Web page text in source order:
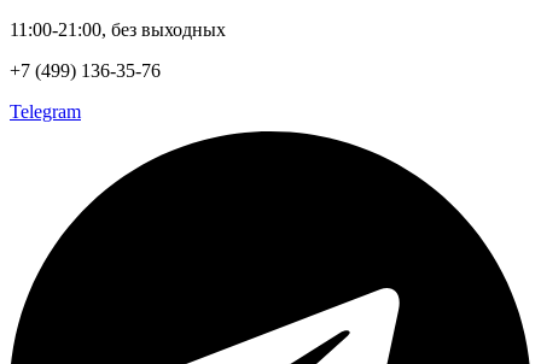
11:00-21:00, без выходных
+7 (499) 136-35-76
Telegram